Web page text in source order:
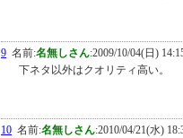
9 名前:名無しさん:2009/10/04(日)
下ネタ以外はクオリティ高い。
10 名前:名無しさん:2010/04/21(水)